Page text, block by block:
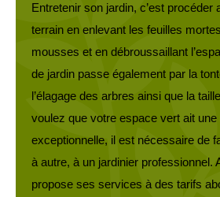
Entretenir son jardin, c’est procéder
terrain en enlevant les feuilles
mousses et en débroussaillant
de jardin passe également par la
l’élagage des arbres ainsi que la
voulez que votre espace vert ait une
exceptionnelle, il est nécessaire de
à autre, à un jardinier professionnel.
propose ses services à des tarifs